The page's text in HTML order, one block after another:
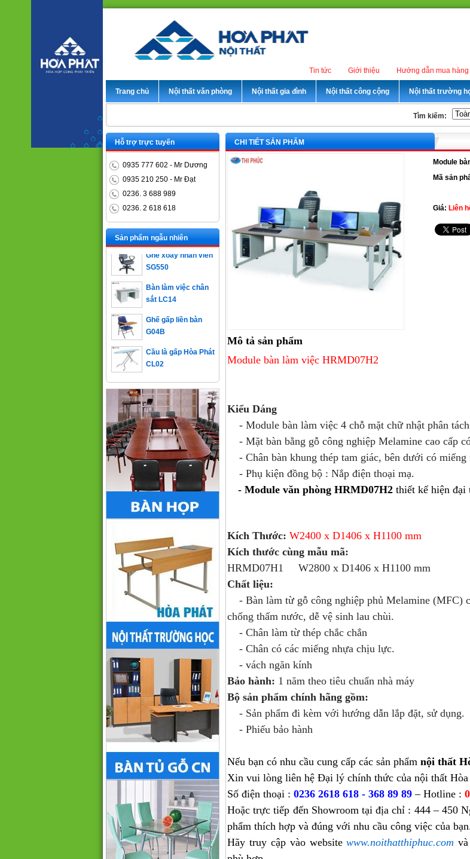
Hướng dẫn mua hàng
Giới thiệu
Tin tức
Trang chủ Nội thất văn phòng Nội thất gia đình Nội thất công cộng Nội thất trường
Tìm kiếm:
CHI TIẾT SẢN PHẨM
Module
Mã sản
Giá: Liên
Mô tả sản phẩm
Module bàn làm việc HRMD07H2
Kiểu Dáng
- Module bàn làm việc 4 chỗ mặt chữ nhật phân
- Mặt bàn bằng gỗ công nghiệp Melamine cao cấp
- Chân bàn khung thép tam giác, bên dưới có
- Phụ kiện đồng bộ : Nắp điện thoại mạ.
- Module văn phòng HRMD07H2 thiết kế hiện đại
Kích Thước: W2400 x D1406 x H1100 mm
Kích thước cùng mẫu mã:
HRMD07H1 W2800 x D1406 x H1100 mm
Chất liệu:
- Bàn làm từ gỗ công nghiệp phủ Melamine (MFC)
chống thấm nước, dễ vệ sinh lau chùi.
- Chân làm từ thép chắc chắn
- Chân có các miếng nhựa chịu lực.
- vách ngăn kính
Bảo hành: 1 năm theo tiêu chuẩn nhà máy
Bộ sản phẩm chính hãng gồm:
- Sản phẩm đi kèm với hướng dẫn lắp đặt, sử dụng.
- Phiếu bảo hành
Nếu bạn có nhu cầu cung cấp các sản phẩm nội thất
Xin vui lòng liên hệ Đại lý chính thức của nội thất Hòa
Số điện thoại : 0236 2618 618 - 368 89 89 – Hotline :
Hoặc trực tiếp đến Showroom tại địa chỉ : 444 – 450
phẩm thích hợp và đúng với nhu cầu công việc của
Hãy truy cập vào websitewww.noithatthiphuc.com
Hỗ trợ trực tuyến
0935 777 602 - Mr Dương
0935 210 250 - Mr Đạt
0236. 3 688 989
0236. 2 618 618
Sản phẩm ngẫu nhiên
Bàn trưởng phòng
ET1400D
Ghế xoay nhân viên
SG550
sắt LC14
G04B
CL02